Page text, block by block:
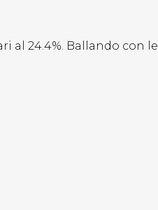
al 24.4%. Ballando con le